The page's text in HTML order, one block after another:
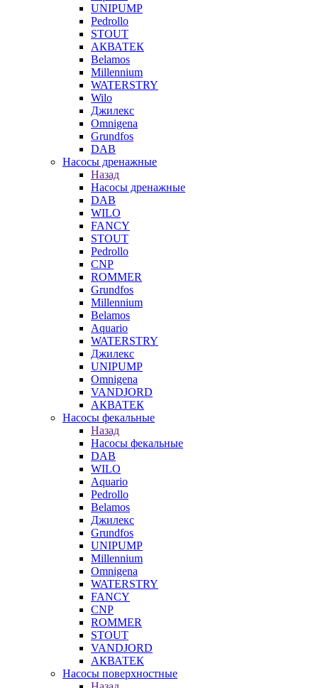
UNIPUMP
Pedrollo
STOUT
АКВАТЕК
Belamos
Millennium
WATERSTRY
Wilo
Джилекс
Omnigena
Grundfos
DAB
Насосы дренажные
Назад
Насосы дренажные
DAB
WILO
FANCY
STOUT
Pedrollo
CNP
ROMMER
Grundfos
Millennium
Belamos
Aquario
WATERSTRY
Джилекс
UNIPUMP
Omnigena
VANDJORD
АКВАТЕК
Насосы фекальные
Назад
Насосы фекальные
DAB
WILO
Aquario
Pedrollo
Belamos
Джилекс
Grundfos
UNIPUMP
Millennium
Omnigena
WATERSTRY
FANCY
CNP
ROMMER
STOUT
VANDJORD
АКВАТЕК
Насосы поверхностные